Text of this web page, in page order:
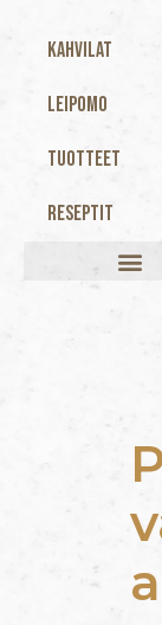
Kahvilat
Leipomo
Tuotteet
Reseptit